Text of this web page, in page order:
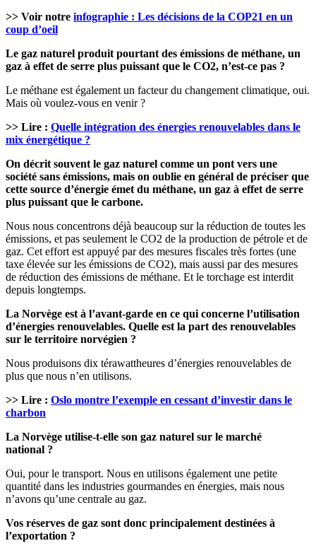
>> Voir notre infographie : Les décisions de la COP21 en un
coup d’oeil
Le gaz naturel produit pourtant des émissions de méthane, un
gaz à effet de serre plus puissant que le CO2, n’est-ce pas ?
Le méthane est également un facteur du changement climatique, oui.
Mais où voulez-vous en venir ?
>> Lire : Quelle intégration des énergies renouvelables dans le
mix énergétique ?
On décrit souvent le gaz naturel comme un pont vers une
société sans émissions, mais on oublie en général de préciser que
cette source d’énergie émet du méthane, un gaz à effet de serre
plus puissant que le carbone.
Nous nous concentrons déjà beaucoup sur la réduction de toutes les
émissions, et pas seulement le CO2 de la production de pétrole et de
gaz. Cet effort est appuyé par des mesures fiscales très fortes (une
taxe élevée sur les émissions de CO2), mais aussi par des mesures
de réduction des émissions de méthane. Et le torchage est interdit
depuis longtemps.
La Norvège est à l’avant-garde en ce qui concerne l’utilisation
d’énergies renouvelables. Quelle est la part des renouvelables
sur le territoire norvégien ?
Nous produisons dix térawattheures d’énergies renouvelables de
plus que nous n’en utilisons.
>> Lire : Oslo montre l’exemple en cessant d’investir dans le
charbon
La Norvège utilise-t-elle son gaz naturel sur le marché
national ?
Oui, pour le transport. Nous en utilisons également une petite
quantité dans les industries gourmandes en énergies, mais nous
n’avons qu’une centrale au gaz.
Vos réserves de gaz sont donc principalement destinées à
l’exportation ?